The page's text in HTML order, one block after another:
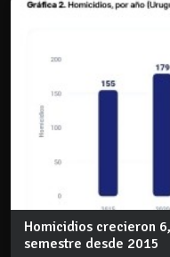
Homicidios crecieron
semestre desde 2015